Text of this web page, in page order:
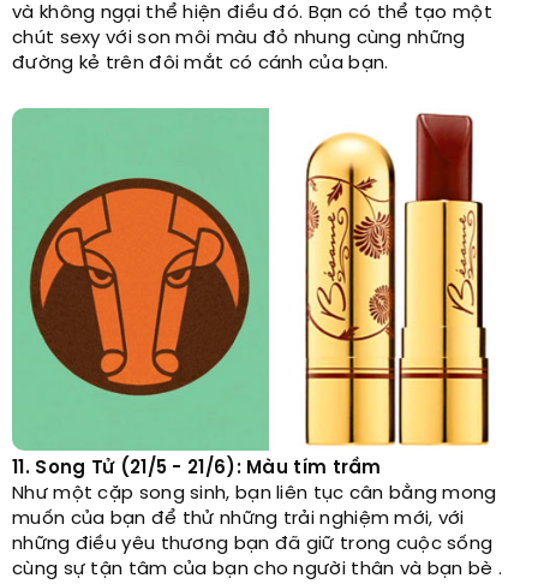
và không ngại thể hiện điều đó. Bạn có thể tạo một
chút sexy với son môi màu đỏ nhung cùng những
đường kẻ trên đôi mắt có cánh của bạn.
11. Song Tử (21/5 - 21/6): Màu tím trầm
Như một cặp song sinh, bạn liên tục cân bằng mong
muốn của bạn để thử những trải nghiệm mới, với
những điều yêu thương bạn đã giữ trong cuộc sống
cùng sự tận tâm của bạn cho người thân và bạn bè .